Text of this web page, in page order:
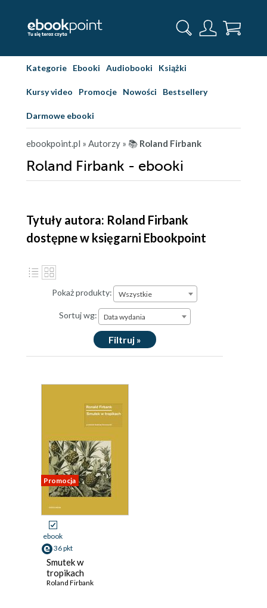
Kategorie Ebooki Audiobooki Książki
Kursy video Promocje Nowości Bestsellery
Darmowe ebooki
ebookpoint.pl » Autorzy » 📚 Roland Firbank
Roland Firbank - ebooki
Tytuły autora: Roland Firbank
dostępne w księgarni Ebookpoint
Pokaż produkty: Wszystkie
Sortuj wg: Data wydania
Filtruj »
Promocja
ebook
36 pkt
Smutek w
tropikach
Roland Firbank